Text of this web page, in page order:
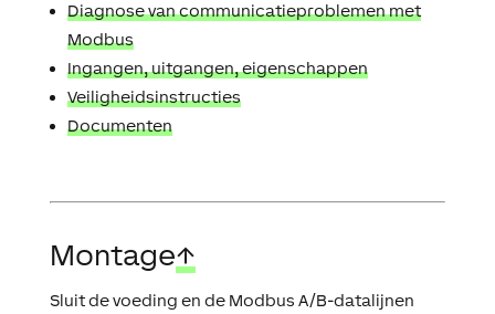
Diagnose van communicatieproblemen met
Modbus
Ingangen, uitgangen, eigenschappen
Veiligheidsinstructies
Documenten
Montage↑
Sluit de voeding en de Modbus A/B-datalijnen